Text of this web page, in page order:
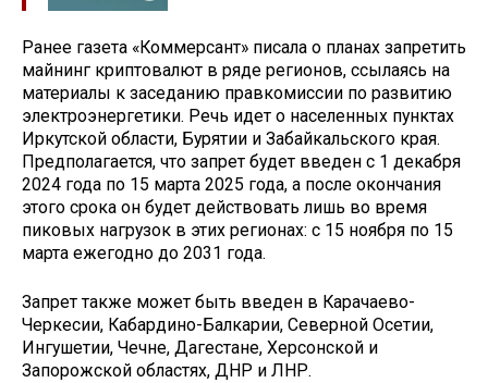
Ранее газета «Коммерсант» писала о планах запретить
майнинг криптовалют в ряде регионов, ссылаясь на
материалы к заседанию правкомиссии по развитию
электроэнергетики. Речь идет о населенных пунктах
Иркутской области, Бурятии и Забайкальского края.
Предполагается, что запрет будет введен с 1 декабря
2024 года по 15 марта 2025 года, а после окончания
этого срока он будет действовать лишь во время
пиковых нагрузок в этих регионах: с 15 ноября по 15
марта ежегодно до 2031 года.
Запрет также может быть введен в Карачаево-
Черкесии, Кабардино-Балкарии, Северной Осетии,
Ингушетии, Чечне, Дагестане, Херсонской и
Запорожской областях, ДНР и ЛНР.